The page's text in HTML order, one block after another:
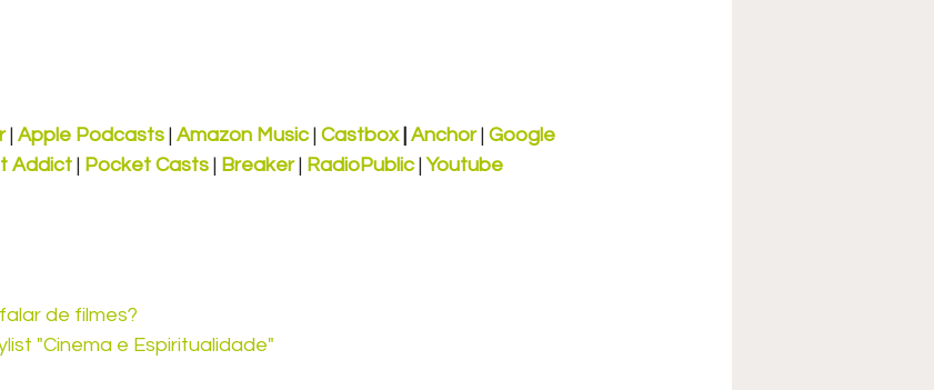
| Apple Podcasts | Amazon Music | Castbox | Anchor | Google
Addict | Pocket Casts | Breaker | RadioPublic | Youtube
de filmes?
"Cinema e Espiritualidade"